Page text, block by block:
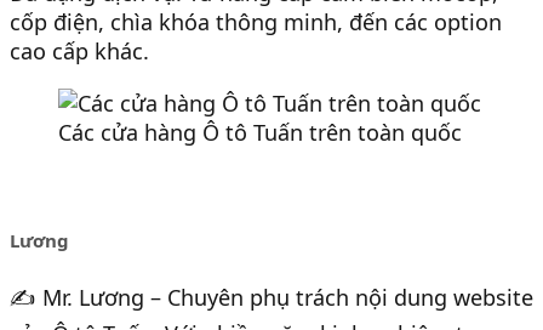
cốp điện, chìa khóa thông minh, đến các option
cao cấp khác.
Các cửa hàng Ô tô Tuấn trên toàn quốc
Lương
✍️ Mr. Lương – Chuyên phụ trách nội dung website